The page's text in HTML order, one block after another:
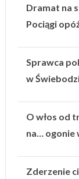
Dramat na
Pociągi
Sprawca
w
O włos od
na… ogonie
Zderzenie